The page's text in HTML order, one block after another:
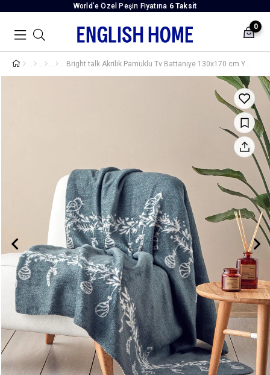
World’e Özel Peşin Fiyatına 6 Taksit
0
Bright talk Akrilik Pamuklu Tv Battaniye 130x170 cm Yeşil